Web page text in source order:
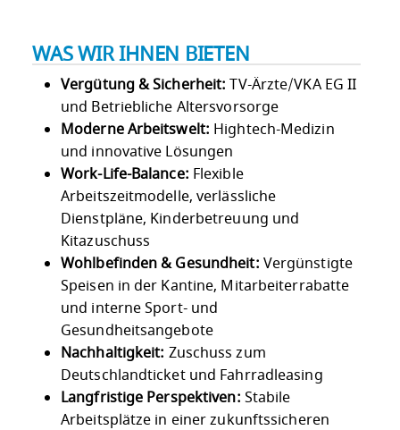
WAS WIR IHNEN BIETEN
Vergütung & Sicherheit: TV-Ärzte/VKA EG II
und Betriebliche Altersvorsorge
Moderne Arbeitswelt: Hightech-Medizin
und innovative Lösungen
Work-Life-Balance: Flexible
Arbeitszeitmodelle, verlässliche
Dienstpläne, Kinderbetreuung und
Kitazuschuss
Wohlbefinden & Gesundheit: Vergünstigte
Speisen in der Kantine, Mitarbeiterrabatte
und interne Sport- und
Gesundheitsangebote
Nachhaltigkeit: Zuschuss zum
Deutschlandticket und Fahrradleasing
Langfristige Perspektiven: Stabile
Arbeitsplätze in einer zukunftssicheren